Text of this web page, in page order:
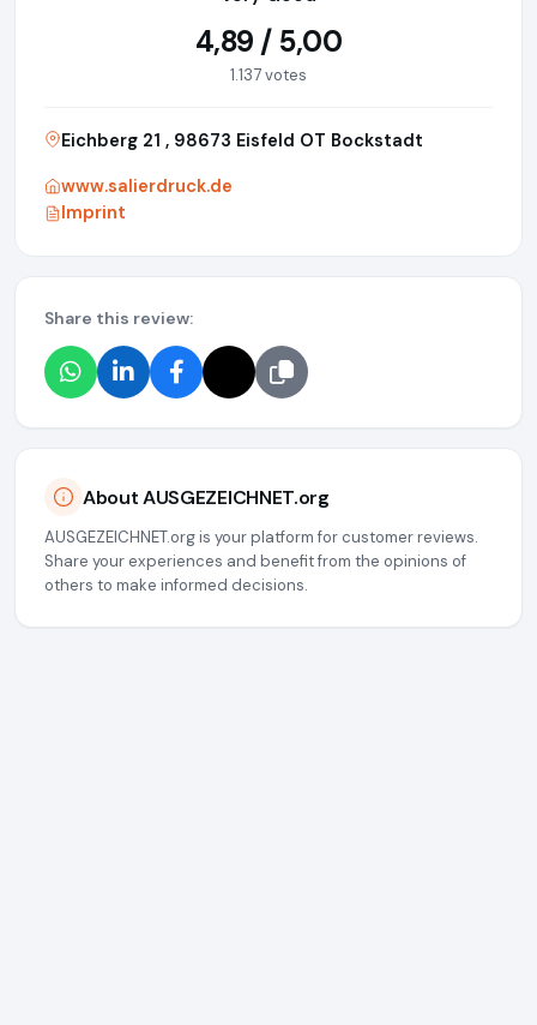
4,89 / 5,00
1.137 votes
Eichberg 21 , 98673 Eisfeld OT Bockstadt
www.salierdruck.de
Imprint
Share this review:
About AUSGEZEICHNET.org
AUSGEZEICHNET.org is your platform for customer reviews.
Share your experiences and benefit from the opinions of
others to make informed decisions.